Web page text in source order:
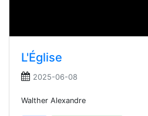
L'Église
2025-06-08
Walther Alexandre